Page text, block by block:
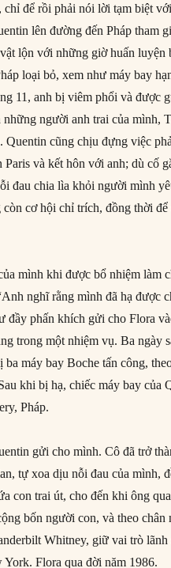
để rồi phải nói lời tạm biệt
lên đường đến Pháp tham
lộn với những giờ huấn luyện
loại bỏ, xem như máy bay
11, anh bị viêm phổi và được
người anh trai của mình,
Quentin cũng chịu đựng việc
và kết hôn với anh; dù cố
đau chia lìa khỏi người mình
cơ hội chỉ trích, đồng thời
mình khi được bổ nhiệm làm
nghĩ rằng mình đã hạ được
đầy phấn khích gửi cho Flora
trong một nhiệm vụ. Ba ngày
máy bay Boche tấn công,
khi bị hạ, chiếc máy bay của
Pháp.
gửi cho mình. Cô đã trở
tự xoa dịu nỗi đau của mình,
con trai út, cho đến khi ông
bốn người con, và theo chân
Whitney, giữ vai trò lãnh
Flora qua đời năm 1986.